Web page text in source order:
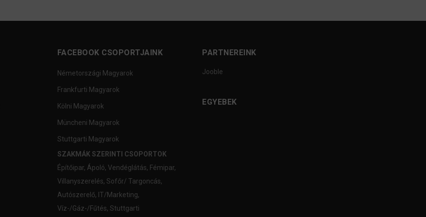
FACEBOOK CSOPORTJAINK
Németországi Magyarok
Frankfurti Magyarok
Kölni Magyarok
Müncheni Magyarok
Stuttgarti Magyarok
SZAKMÁK SZERINTI CSOPORTOK
Építőipar, Ápoló, Vendéglátás, Fémipar,
Villanyszerelés, Sofőr/ Targoncás,
Autószerelő, IT/Marketing,
Víz-/Gáz-/Fűtés, Stuttgarti
PARTNEREINK
Jooble
EGYEBEK